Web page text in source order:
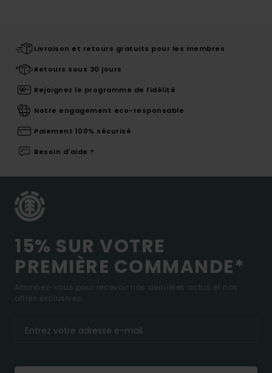
Livraison et retours gratuits pour les membres
Retours sous 30 jours
Rejoignez le programme de fidélité
Notre engagement eco-responsable
Paiement 100% sécurisé
Besoin d'aide ?
15% SUR VOTRE
PREMIÈRE COMMANDE*
Abonnez-vous pour recevoir nos dernières actus et nos
offres exclusives.